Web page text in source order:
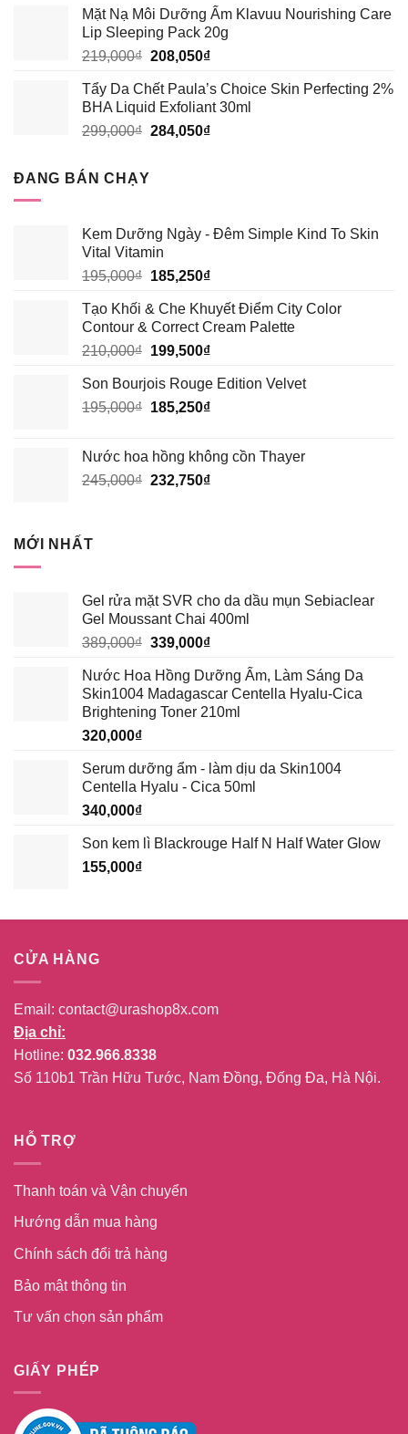
là:
195,000₫.
tại
là:
185,250₫.
Mặt Nạ Môi Dưỡng Ẩm Klavuu Nourishing Care
Lip Sleeping Pack 20g
219,000₫ Giá
là:
219,000₫.
208,050₫Giá
tại
là:
208,050₫.
Tẩy Da Chết Paula’s Choice Skin Perfecting 2%
BHA Liquid Exfoliant 30ml
299,000₫ Giá
284,050₫Giá
ĐANG BÁN CHẠY
Kem Dưỡng Ngày - Đêm Simple Kind To Skin
Vital Vitamin
195,000₫ Giá
là:
195,000₫.
185,250₫Giá
tại
là:
185,250₫.
Tạo Khối & Che Khuyết Điểm City Color
Contour & Correct Cream Palette
210,000₫ Giá
là:
210,000₫.
199,500₫Giá
tại
là:
Son Bourjois Rouge Edition Velvet
195,000₫ Giá
195,000₫.
185,250₫Giá
là:
185,250₫.
Nước hoa hồng không cồn Thayer
245,000₫ Giá
232,750₫Giá
MỚI NHẤT
Gel rửa mặt SVR cho da dầu mụn Sebiaclear
Gel Moussant Chai 400ml
389,000₫ Giá
là:
389,000₫.
339,000₫Giá
tại
là:
339,000₫.
Nước Hoa Hồng Dưỡng Ẩm, Làm Sáng Da
Skin1004 Madagascar Centella Hyalu-Cica
Brightening Toner 210ml
320,000₫
Serum dưỡng ẩm - làm dịu da Skin1004
Centella Hyalu - Cica 50ml
340,000₫
Son kem lì Blackrouge Half N Half Water Glow
155,000₫
CỬA HÀNG
Email: contact@urashop8x.com
Địa chỉ:
Hotline: 032.966.8338
Số 110b1 Trần Hữu Tước, Nam Đồng, Đống Đa, Hà Nội.
HỖ TRỢ
Thanh toán và Vận chuyển
Hướng dẫn mua hàng
Chính sách đổi trả hàng
Bảo mật thông tin
Tư vấn chọn sản phẩm
GIẤY PHÉP